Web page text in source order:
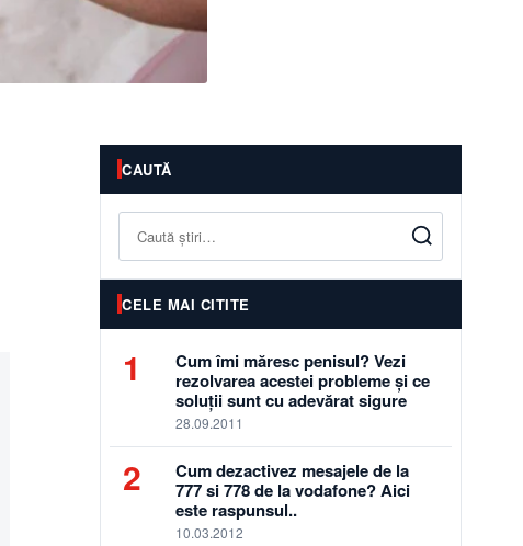
CAUTĂ
Caută
CELE MAI CITITE
1
Cum îmi măresc penisul? Vezi
rezolvarea acestei probleme și ce
soluții sunt cu adevărat sigure
28.09.2011
2
Cum dezactivez mesajele de la
777 si 778 de la vodafone? Aici
este raspunsul..
10.03.2012